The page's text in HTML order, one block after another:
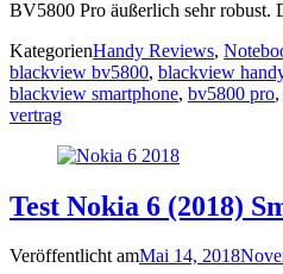
BV5800 Pro äußerlich sehr robust.
KategorienHandy Reviews,
blackview bv5800, blackview
blackview smartphone, bv5800 pro,
vertrag
Test Nokia 6 (2018)
Veröffentlicht amMai 14, 2018